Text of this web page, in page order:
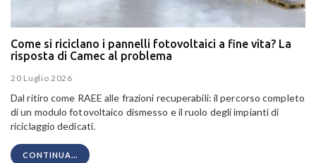
Come si riciclano i pannelli fotovoltaici a fine vita? La
risposta di Camec al problema
20 Luglio 2026
Dal ritiro come RAEE alle frazioni recuperabili: il percorso completo
di un modulo fotovoltaico dismesso e il ruolo degli impianti di
riciclaggio dedicati.
CONTINUA...